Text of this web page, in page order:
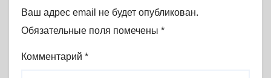
Ваш адрес email не будет опубликован.
Обязательные поля помечены *
Комментарий *